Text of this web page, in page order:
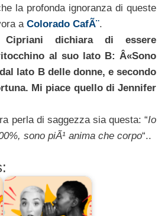
la profonda ignoranza di queste
a Colorado CafÃ¨.
Cipriani dichiara di essere
al suo lato B: Â«Sono
lato B delle donne, e secondo
Mi piace quello di Jennifer
perla di saggezza sia questa: “Io
sono piÃ¹ anima che corpo“..